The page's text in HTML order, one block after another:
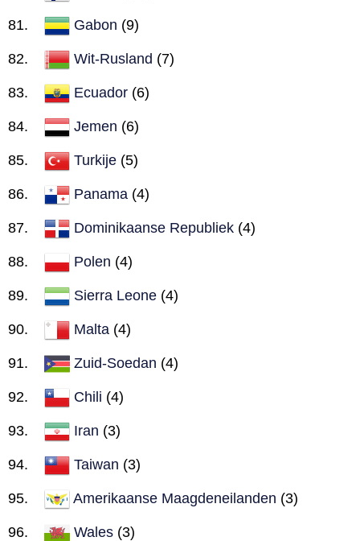
Gabon (9)
Wit-Rusland (7)
Ecuador (6)
Jemen (6)
Turkije (5)
Panama (4)
Dominikaanse Republiek (4)
Polen (4)
Sierra Leone (4)
Malta (4)
Zuid-Soedan (4)
Chili (4)
Iran (3)
Taiwan (3)
Amerikaanse Maagdeneilanden (3)
Wales (3)